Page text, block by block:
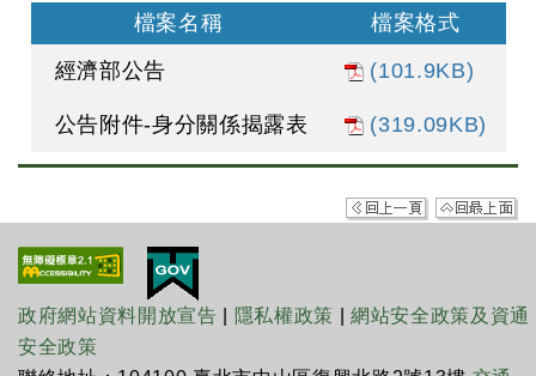
檔案名稱
檔案格式
經濟部公告
(101.9KB)
公告附件-身分關係揭露表 (319.09KB)
政府網站資料開放宣告 隱私權政策 |網站安全政策及資通
安全政策